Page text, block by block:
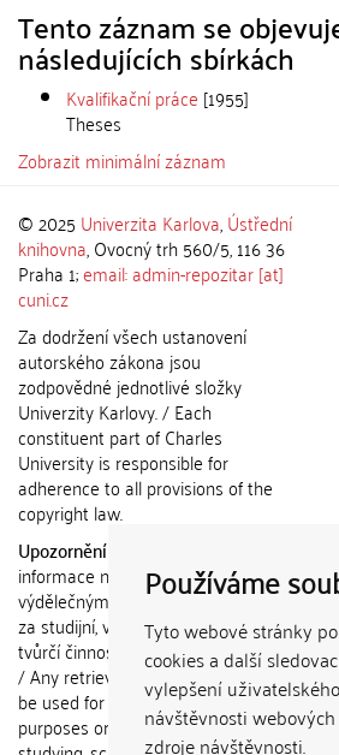
Používáme
Tyto webové stránky
cookies a další
vylepšení
návštěvnosti
zdroje návštěvnosti.
Tento záznam se
následujících sbírkách
Kvalifikační práce [1955]
Theses
Zobrazit minimální záznam
© 2025 Univerzita Karlova,Ústřední
knihovna, Ovocný trh 560/5, 116 36
Praha 1;email: admin-repozitar [at]
cuni.cz
Za dodržení všech ustanovení
autorského zákona jsou
zodpovědné jednotlivé složky
Univerzity Karlovy. / Each
constituent part of Charles
University is responsible for
adherence to all provisions of the
copyright law.
Upozornění / Notice:
informace nemohou být použity k
výdělečným účelům nebo vydávány
za studijní, vědeckou nebo jinou
tvůrčí činnost jiné osoby než autora.
/ Any retrieved information shall not
be used for any commercial
purposes or claimed as results of